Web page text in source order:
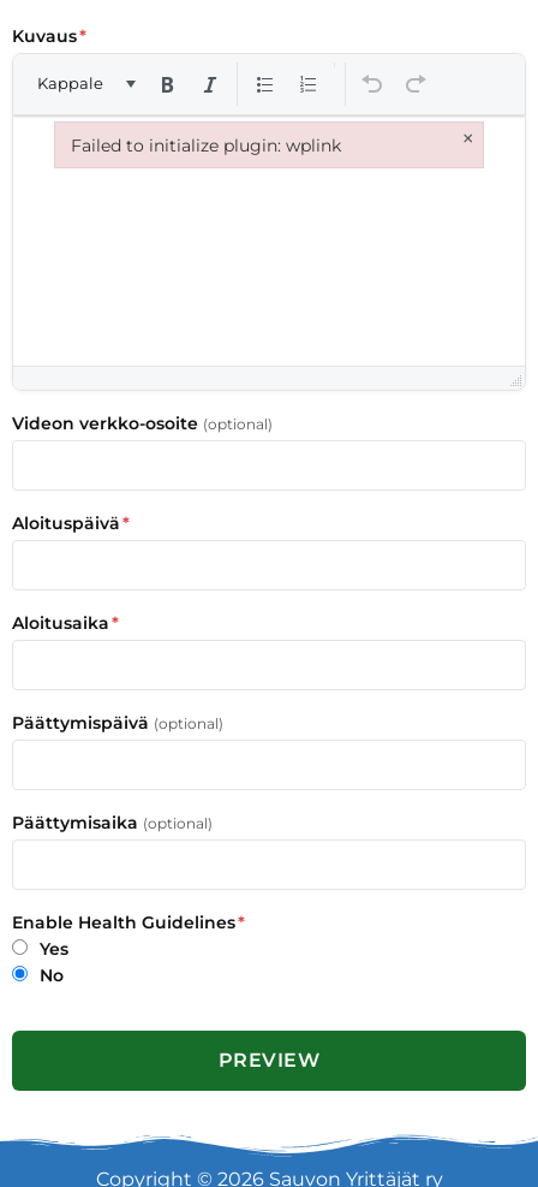
Kuvaus*
Kappale
Videon verkko-osoite (optional)
Aloituspäivä*
Aloitusaika*
Päättymispäivä (optional)
Päättymisaika (optional)
Enable Health Guidelines*
Yes
No
Copyright © 2026 Sauvon Yrittäjät ry
Failed to initialize plugin: wplink ×
Failed to initialize plugin: wplink